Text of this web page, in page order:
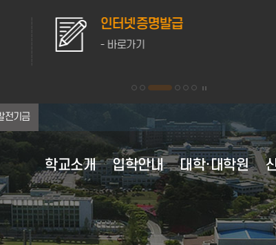
인터넷증명발급
- 바로가기
전기금
학교소개
대학 이념·비전 연혁
입학안내
대학원 원서접수
대학·대학원
대학원
산학협력 부속시설
학사행정 교육과정
학생활동 후생복지시설
홍보자료 행정정보공유